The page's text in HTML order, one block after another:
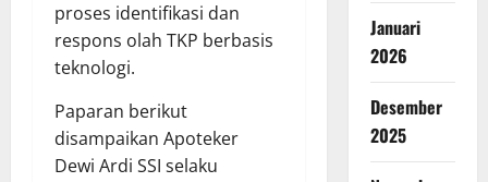
proses identifikasi dan
respons olah TKP berbasis
teknologi.
Paparan berikut
disampaikan Apoteker
Dewi Ardi SSI selaku
Januari
2026
Desember
2025